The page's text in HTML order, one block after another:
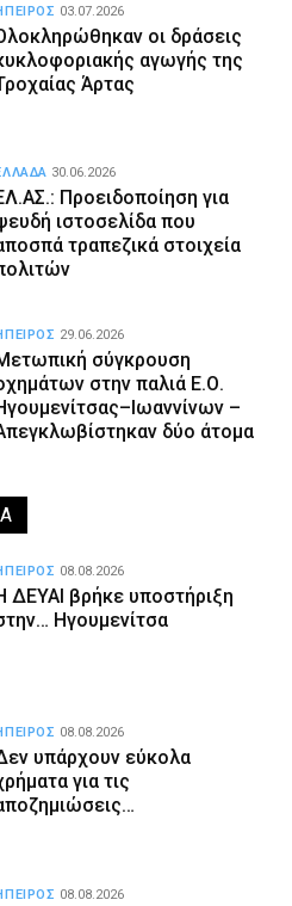
οι δράσεις
αγωγής της
Άρτας
03.07.2026
Προειδοποίηση για
ιστοσελίδα που
τραπεζικά στοιχεία
30.06.2026
σύγκρουση
στην παλιά Ε.Ο.
–
δύο άτομα
29.06.2026
ΔΕΥΑΙ βρήκε υποστήριξη
Ηγουμενίτσα
08.08.2026
υπάρχουν εύκολα
για τις
08.08.2026
08.08.2026